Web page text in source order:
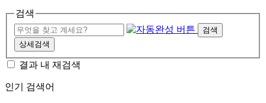
검색
검색
상세검색
결과 내 재검색
인기 검색어